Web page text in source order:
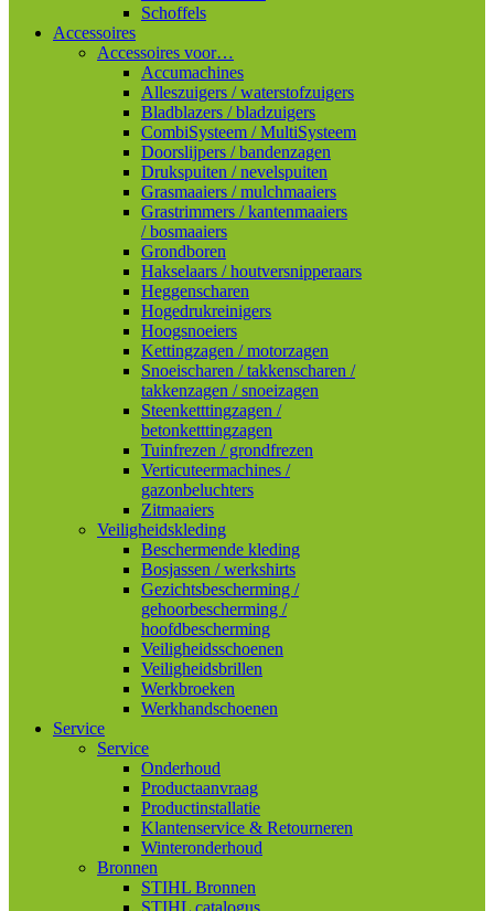
Schoffels
Accessoires
Accessoires voor…
Accumachines
Alleszuigers / waterstofzuigers
Bladblazers / bladzuigers
CombiSysteem / MultiSysteem
Doorslijpers / bandenzagen
Drukspuiten / nevelspuiten
Grasmaaiers / mulchmaaiers
Grastrimmers / kantenmaaiers
/ bosmaaiers
Grondboren
Hakselaars / houtversnipperaars
Heggenscharen
Hogedrukreinigers
Hoogsnoeiers
Kettingzagen / motorzagen
Snoeischaren / takkenscharen /
takkenzagen / snoeizagen
Steenketttingzagen /
betonketttingzagen
Tuinfrezen / grondfrezen
Verticuteermachines /
gazonbeluchters
Zitmaaiers
Veiligheidskleding
Beschermende kleding
Bosjassen / werkshirts
Gezichtsbescherming /
gehoorbescherming /
hoofdbescherming
Veiligheidsschoenen
Veiligheidsbrillen
Werkbroeken
Werkhandschoenen
Service
Service
Onderhoud
Productaanvraag
Productinstallatie
Klantenservice & Retourneren
Winteronderhoud
Bronnen
STIHL Bronnen
STIHL catalogus